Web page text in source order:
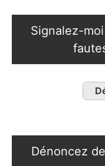
Signalez-
Dénoncez